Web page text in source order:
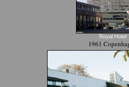
Royal Hotel
1961